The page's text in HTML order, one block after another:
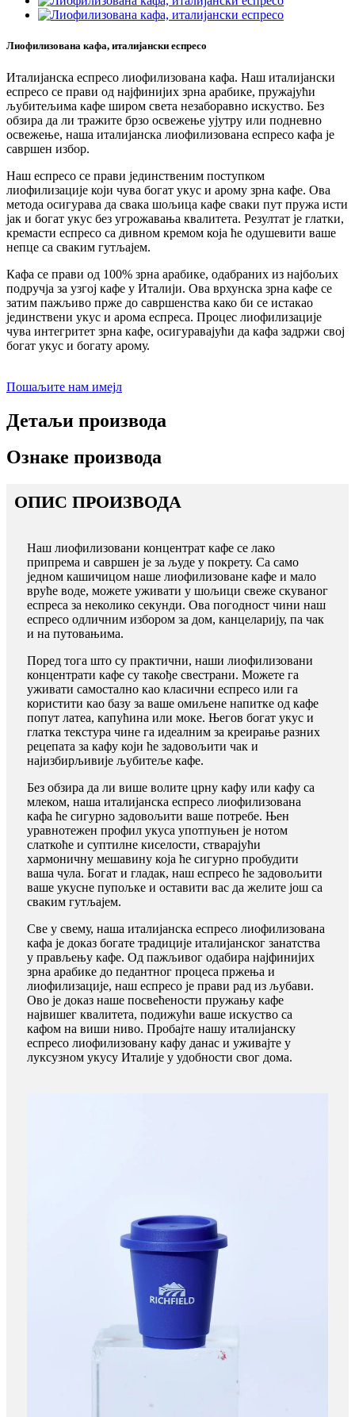
Лиофилизована кафа, италијански еспресо
Италијанска еспресо лиофилизована кафа. Наш италијански
еспресо се прави од најфинијих зрна арабике, пружајући
љубитељима кафе широм света незаборавно искуство. Без
обзира да ли тражите брзо освежење ујутру или подневно
освежење, наша италијанска лиофилизована еспресо кафа је
савршен избор.
Наш еспресо се прави јединственим поступком
лиофилизације који чува богат укус и арому зрна кафе. Ова
метода осигурава да свака шољица кафе сваки пут пружа исти
јак и богат укус без угрожавања квалитета. Резултат је глатки,
кремасти еспресо са дивном кремом која ће одушевити ваше
непце са сваким гутљајем.
Кафа се прави од 100% зрна арабике, одабраних из најбољих
подручја за узгој кафе у Италији. Ова врхунска зрна кафе се
затим пажљиво прже до савршенства како би се истакао
јединствени укус и арома еспреса. Процес лиофилизације
чува интегритет зрна кафе, осигуравајући да кафа задржи свој
богат укус и богату арому.
Пошаљите нам имејл
Детаљи производа
Ознаке производа
ОПИС ПРОИЗВОДА
Наш лиофилизовани концентрат кафе се лако
припрема и савршен је за људе у покрету. Са само
једном кашичицом наше лиофилизоване кафе и мало
вруће воде, можете уживати у шољици свеже скуваног
еспреса за неколико секунди. Ова погодност чини наш
еспресо одличним избором за дом, канцеларију, па чак
и на путовањима.
Поред тога што су практични, наши лиофилизовани
концентрати кафе су такође свестрани. Можете га
уживати самостално као класични еспресо или га
користити као базу за ваше омиљене напитке од кафе
попут латеа, капућина или моке. Његов богат укус и
глатка текстура чине га идеалним за креирање разних
рецепата за кафу који ће задовољити чак и
најизбирљивије љубитеље кафе.
Без обзира да ли више волите црну кафу или кафу са
млеком, наша италијанска еспресо лиофилизована
кафа ће сигурно задовољити ваше потребе. Њен
уравнотежен профил укуса употпуњен је нотом
слаткоће и суптилне киселости, стварајући
хармоничну мешавину која ће сигурно пробудити
ваша чула. Богат и гладак, наш еспресо ће задовољити
ваше укусне пупољке и оставити вас да желите још са
сваким гутљајем.
Све у свему, наша италијанска еспресо лиофилизована
кафа је доказ богате традиције италијанског занатства
у прављењу кафе. Од пажљивог одабира најфинијих
зрна арабике до педантног процеса пржења и
лиофилизације, наш еспресо је прави рад из љубави.
Ово је доказ наше посвећености пружању кафе
највишег квалитета, подижући ваше искуство са
кафом на виши ниво. Пробајте нашу италијанску
еспресо лиофилизовану кафу данас и уживајте у
луксузном укусу Италије у удобности свог дома.